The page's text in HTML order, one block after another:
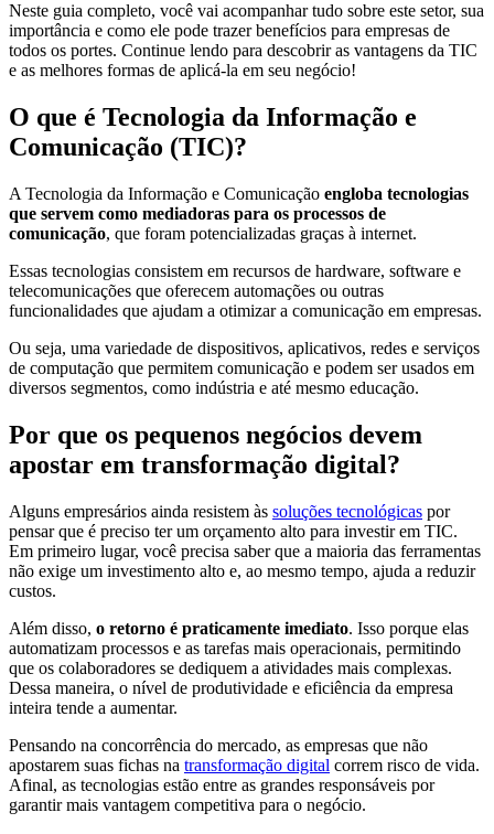
Neste guia completo, você vai acompanhar tudo sobre este setor, sua
importância e como ele pode trazer benefícios para empresas de
todos os portes. Continue lendo para descobrir as vantagens da TIC
e as melhores formas de aplicá-la em seu negócio!
O que é Tecnologia da Informação e
Comunicação (TIC)?
A Tecnologia da Informação e Comunicação engloba tecnologias
que servem como mediadoras para os processos de
comunicação, que foram potencializadas graças à internet.
Essas tecnologias consistem em recursos de hardware, software e
telecomunicações que oferecem automações ou outras
funcionalidades que ajudam a otimizar a comunicação em empresas.
Ou seja, uma variedade de dispositivos, aplicativos, redes e serviços
de computação que permitem comunicação e podem ser usados em
diversos segmentos, como indústria e até mesmo educação.
Por que os pequenos negócios devem
apostar em transformação digital?
Alguns empresários ainda resistem às soluções tecnológicas por
pensar que é preciso ter um orçamento alto para investir em TIC.
Em primeiro lugar, você precisa saber que a maioria das ferramentas
não exige um investimento alto e, ao mesmo tempo, ajuda a reduzir
custos.
Além disso, o retorno é praticamente imediato. Isso porque elas
automatizam processos e as tarefas mais operacionais, permitindo
que os colaboradores se dediquem a atividades mais complexas.
Dessa maneira, o nível de produtividade e eficiência da empresa
inteira tende a aumentar.
Pensando na concorrência do mercado, as empresas que não
apostarem suas fichas na transformação digital correm risco de vida.
Afinal, as tecnologias estão entre as grandes responsáveis por
garantir mais vantagem competitiva para o negócio.